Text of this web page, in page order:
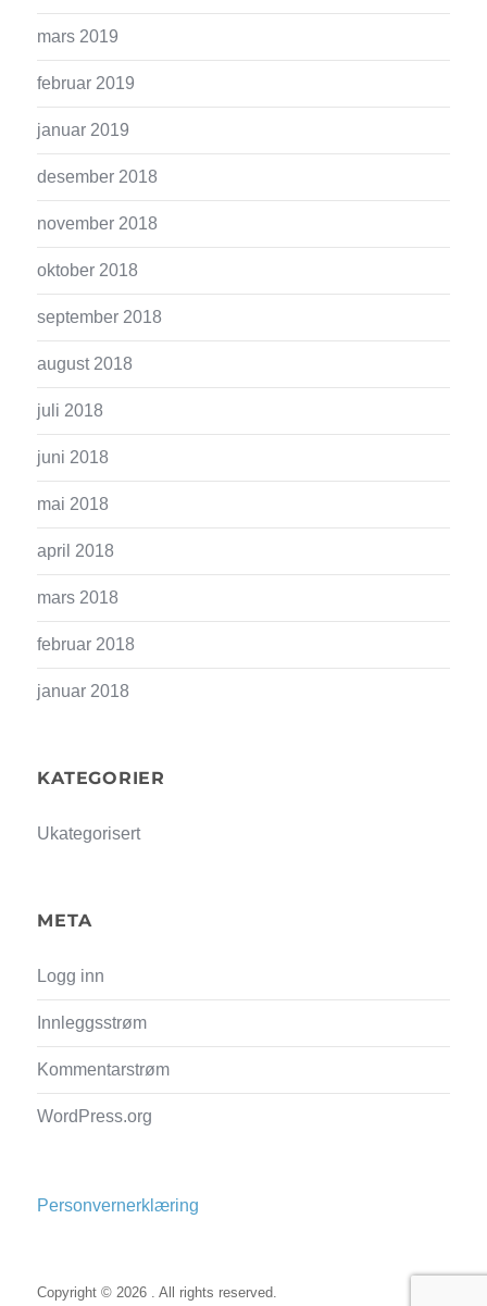
mars 2019
februar 2019
januar 2019
desember 2018
november 2018
oktober 2018
september 2018
august 2018
juli 2018
juni 2018
mai 2018
april 2018
mars 2018
februar 2018
januar 2018
KATEGORIER
Ukategorisert
META
Logg inn
Innleggsstrøm
Kommentarstrøm
WordPress.org
Personvernerklæring
Copyright © 2026 . All rights reserved.